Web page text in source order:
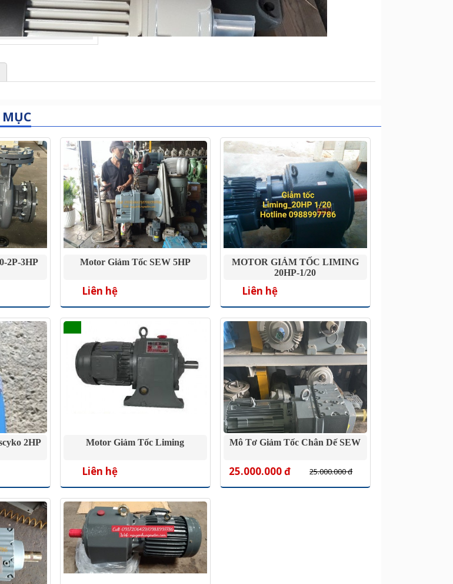
2P-3HP Motor Giảm Tốc SEW 5HP
Liên hệ
MOTOR GIẢM TỐC LIMING
20HP-1/20
Liên hệ
2HP Motor Giảm Tốc Liming
Liên hệ
Mô Tơ Giảm Tốc Chân Dế SEW
25.000.000 đ
25.000.000 đ